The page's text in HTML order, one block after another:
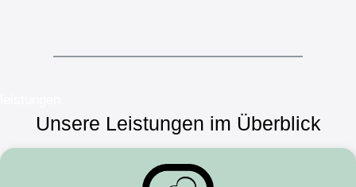
Unsere Leistungen im Überblick